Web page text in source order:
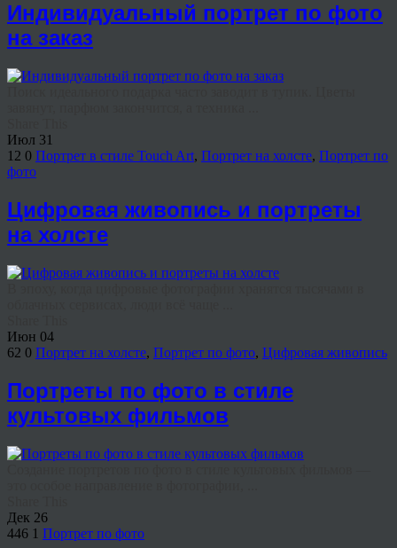
Индивидуальный портрет по фото
на заказ
Июл 31
12 0 Портрет в стиле Touch Art, Портрет на холсте, Портрет по
фото
Цифровая живопись и портреты
на холсте
Июн 04
62 0 Портрет на холсте, Портрет по фото, Цифровая живопись
Портреты по фото в стиле
культовых фильмов
Дек 26
446 1 Портрет по фото